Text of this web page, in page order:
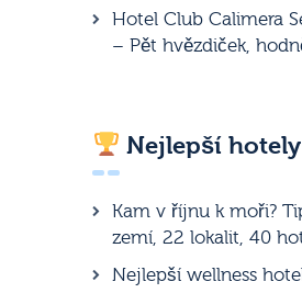
Hotel Club Calimera
– Pět hvězdiček,
Nejlepší hotely
Kam v říjnu k moři?
zemí, 22 lokalit, 40
Nejlepší wellness